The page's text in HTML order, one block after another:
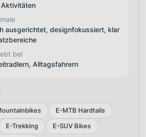
ausgerichtet, designfokussiert, klar
bei
Alltagsfahrern
E-MTB Hardtails
E-Trekking
E-SUV Bikes